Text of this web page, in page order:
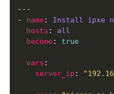
- name: Install ipxe
hosts : all
become: true
vars
server_ip :